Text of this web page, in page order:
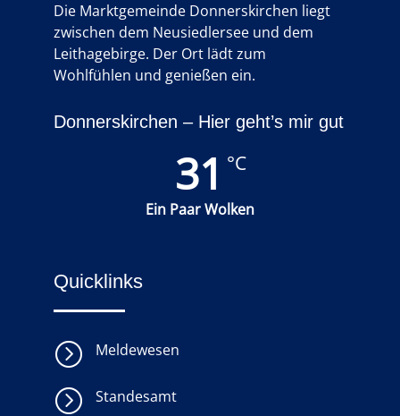
Die Marktgemeinde Donnerskirchen liegt
zwischen dem Neusiedlersee und dem
Leithagebirge. Der Ort lädt zum
Wohlfühlen und genießen ein.
Donnerskirchen – Hier geht’s mir gut
31 °C
Ein Paar Wolken
Quicklinks
= Meldewesen
= Standesamt